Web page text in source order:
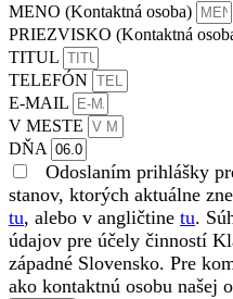
MENO (Kontaktná osoba)
PRIEZVISKO (Kontaktná
TITUL
TELEFÓN
E-MAIL
V MESTE
DŇA
Odoslaním prihlášky
stanov, ktorých aktuálne
tu, alebo v angličtine tu.
údajov pre účely činností
západné Slovensko. Pre
ako kontaktnú osobu našej